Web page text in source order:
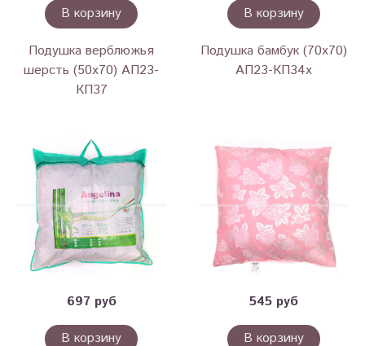
В корзину
Подушка верблюжья
шерсть (50х70) АП23-
КП37
В корзину
Подушка бамбук (70х70)
АП23-КП34х
697 руб
В корзину
545 руб
В корзину